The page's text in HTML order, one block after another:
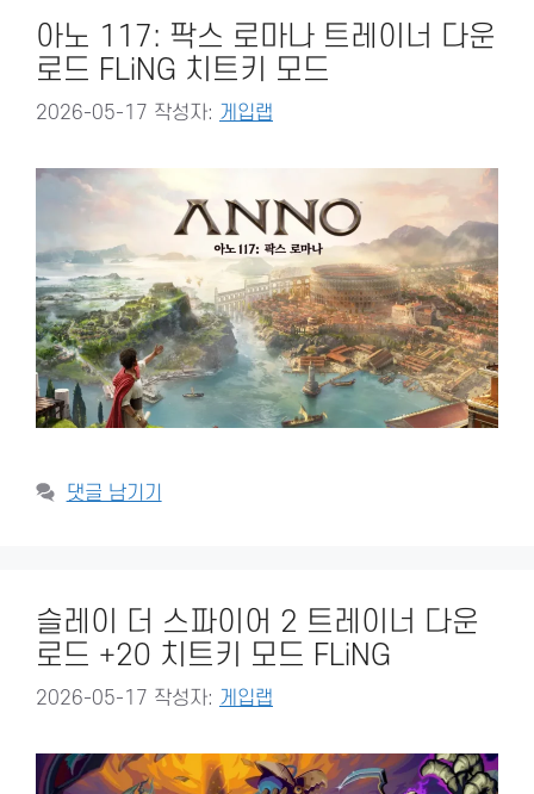
아노 117: 팍스 로마나 트레이너 다운
로드 FLiNG 치트키 모드
2026-05-17 작성자: 게입랩
댓글 남기기
슬레이 더 스파이어 2 트레이너 다운
로드 +20 치트키 모드 FLiNG
2026-05-17 작성자: 게입랩